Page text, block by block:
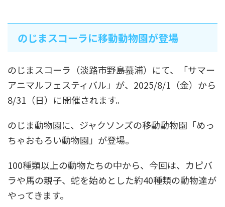
のじまスコーラに移動動物園が登場
のじまスコーラ（淡路市野島蟇浦）にて、「サマー
アニマルフェスティバル」が、2025/8/1（金）から
8/31（日）に開催されます。
のじま動物園に、ジャクソンズの移動動物園「めっ
ちゃおもろい動物園」が登場。
100種類以上の動物たちの中から、今回は、カピバ
ラや馬の親子、蛇を始めとした約40種類の動物達が
やってきます。